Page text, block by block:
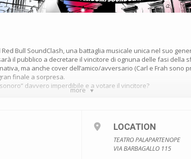
more
Bull SoundClash, una battaglia musicale unica nel suo
il pubblico a decretare il vincitore di ognuna delle fasi della
ma anche cover dell’amico/avversario (Carl e Frah sono
finale a sorpresa.
davvero imperdibile e a votare il vincitore?
clash-best-moments-video LOCATION
TEATRO PALAPARTENOPE
VIA BARBAGALLO 115